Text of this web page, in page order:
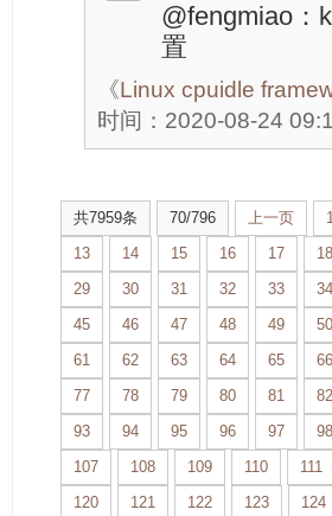
@fengmiao：
置
《Linux cpuidle
时间：2020-08-24
共7959条 70/796 上一页
13
14 15 16 17 18
29
30 31 32 33 34
45
46 47 48 49 50
61
62 63 64 65 66
77
78 79 80 81 82
93
94 95 96 97 98
107
108 109 110 111
120
121 122 123 124